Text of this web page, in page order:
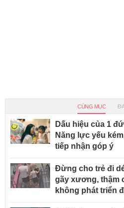
CÙNG MỤC
Dấu hiệu của 1
Năng lực yếu
tiếp nhận góp ý
Đừng cho trẻ đi
gãy xương, thậm
không phát triển